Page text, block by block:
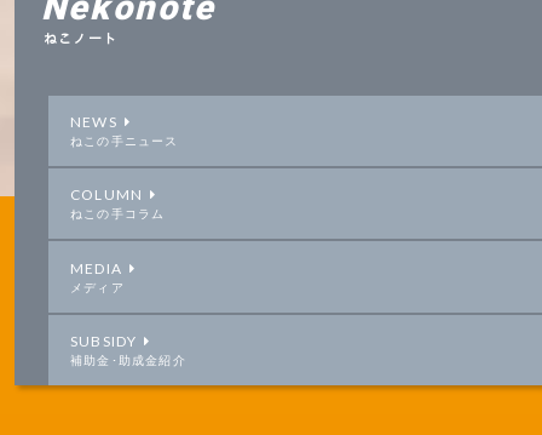
ねこノート
NEWS
ねこの手ニュース
COLUMN
ねこの手コラム
MEDIA
メディア
SUBSIDY
補助金･助成金紹介